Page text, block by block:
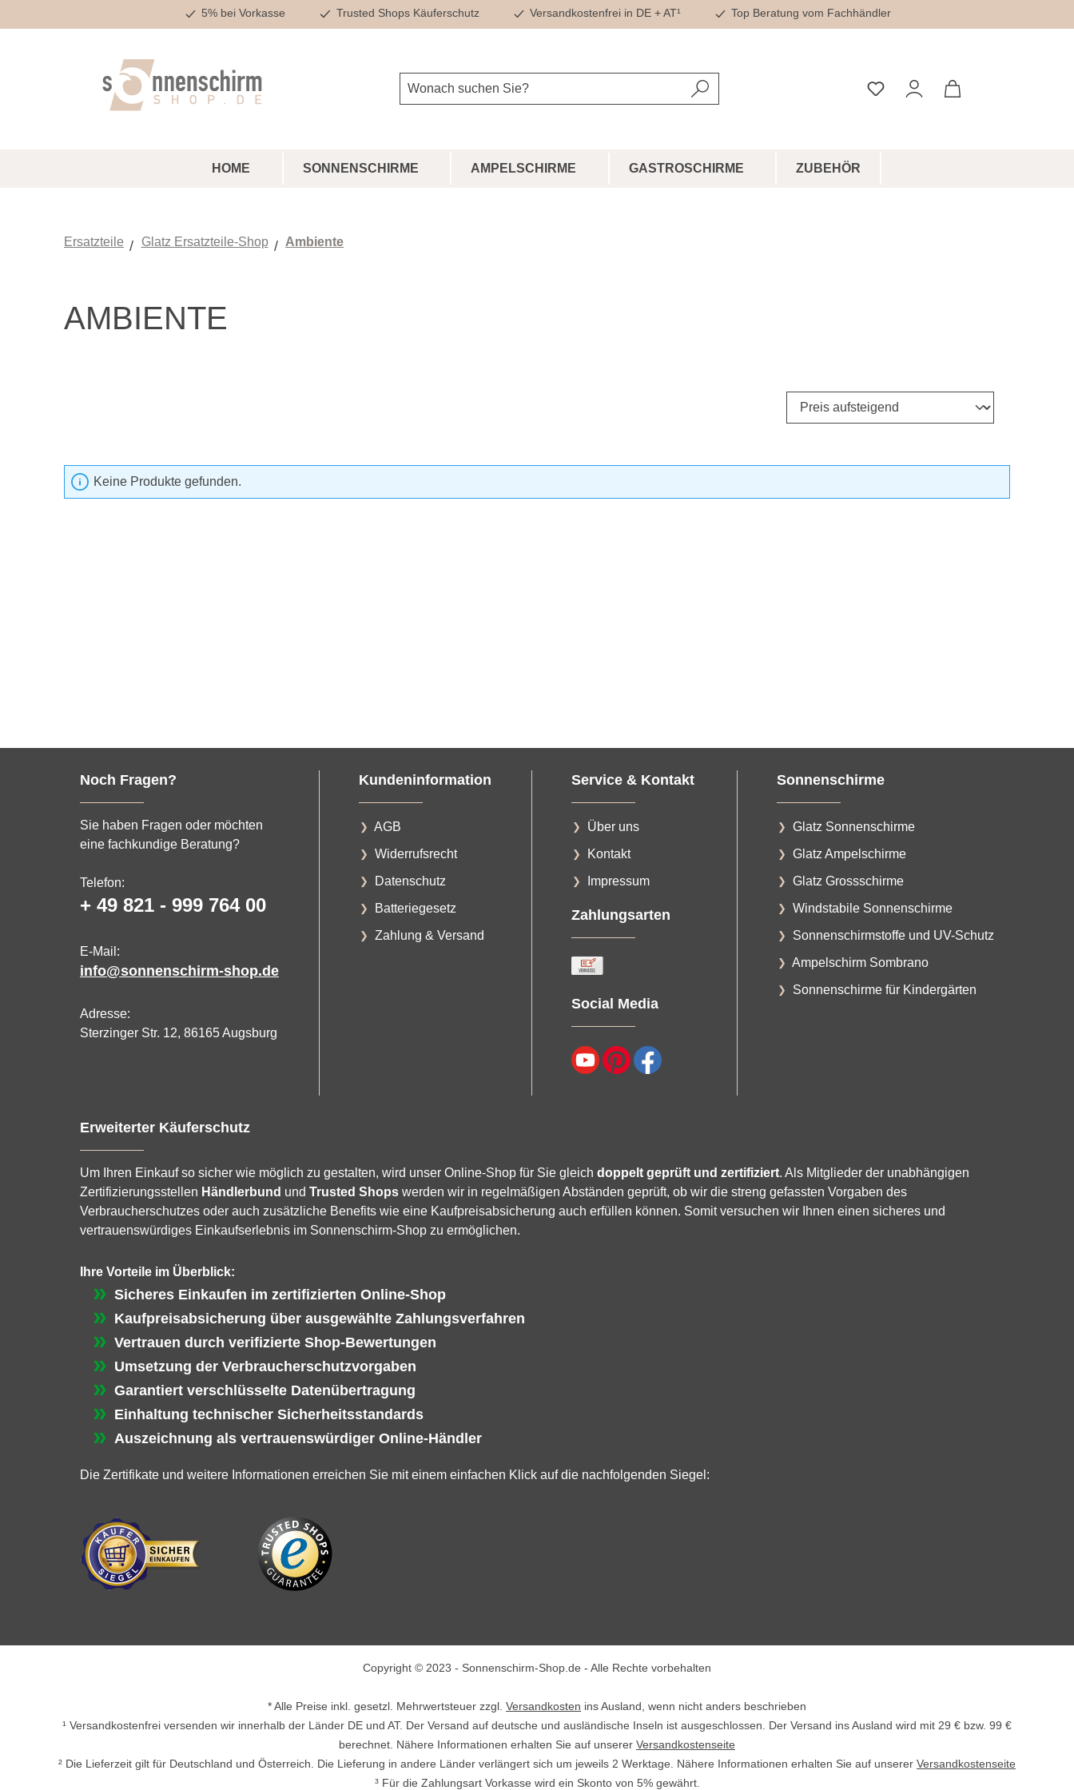
Zur Hauptnavigation springen 5% bei Vorkasse Trusted Shops Käuferschutz Versandkostenfrei in DE + AT¹ Top Beratung vom Fachhändler
Du hast 0 Produkte auf dem
HOME SONNENSCHIRME AMPELSCHIRME GASTROSCHIRME ZUBEHÖR
Ersatzteile Glatz Ersatzteile-Shop Ambiente
AMBIENTE
Keine Produkte gefunden.
Noch Fragen?
Sie haben Fragen oder möchten
eine fachkundige Beratung?
Telefon:
+ 49 821 - 999 764 00
E-Mail:
info@sonnenschirm-shop.de
Adresse:
Sterzinger Str. 12, 86165 Augsburg
Kundeninformation
AGB
Widerrufsrecht
Datenschutz
Batteriegesetz
Zahlung & Versand
Service & Kontakt
Über uns
Kontakt
Impressum
Zahlungsarten
Social Media
Sonnenschirme
Glatz Sonnenschirme
Glatz Ampelschirme
Glatz Grossschirme
Windstabile Sonnenschirme
Sonnenschirmstoffe und UV-Schutz
Ampelschirm Sombrano
Sonnenschirme für Kindergärten
Erweiterter Käuferschutz
Um Ihren Einkauf so sicher wie möglich zu gestalten, wird unser Online-Shop für Sie gleich doppelt geprüft und zertifiziert. Als Mitglieder der unabhängigen
Zertifizierungsstellen Händlerbund und Trusted Shops werden wir in regelmäßigen Abständen geprüft, ob wir die streng gefassten Vorgaben des
Verbraucherschutzes oder auch zusätzliche Benefits wie eine Kaufpreisabsicherung auch erfüllen können. Somit versuchen wir Ihnen einen sicheres und
vertrauenswürdiges Einkaufserlebnis im Sonnenschirm-Shop zu ermöglichen.
Ihre Vorteile im Überblick:
Sicheres Einkaufen im zertifizierten Online-Shop
Kaufpreisabsicherung über ausgewählte Zahlungsverfahren
Vertrauen durch verifizierte Shop-Bewertungen
Umsetzung der Verbraucherschutzvorgaben
Garantiert verschlüsselte Datenübertragung
Einhaltung technischer Sicherheitsstandards
Auszeichnung als vertrauenswürdiger Online-Händler
Die Zertifikate und weitere Informationen erreichen Sie mit einem einfachen Klick auf die nachfolgenden Siegel:
Copyright © 2023 - Sonnenschirm-Shop.de - Alle Rechte vorbehalten
* Alle Preise inkl. gesetzl. Mehrwertsteuer zzgl. Versandkosten ins Ausland, wenn nicht anders beschrieben
¹ Versandkostenfrei versenden wir innerhalb der Länder DE und AT. Der Versand auf deutsche und ausländische Inseln ist ausgeschlossen. Der Versand ins Ausland wird mit 29 € bzw. 99 €
berechnet. Nähere Informationen erhalten Sie auf unserer Versandkostenseite
² Die Lieferzeit gilt für Deutschland und Österreich. Die Lieferung in andere Länder verlängert sich um jeweils 2 Werktage. Nähere Informationen erhalten Sie auf unserer Versandkostenseite
³ Für die Zahlungsart Vorkasse wird ein Skonto von 5% gewährt.